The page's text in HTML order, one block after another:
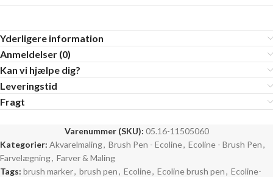
Yderligere information
Anmeldelser (0)
Kan vi hjælpe dig?
Leveringstid
Fragt
Varenummer (SKU): 05.16-11505060
Kategorier: Akvarelmaling, Brush Pen - Ecoline, Ecoline - Brush Pen,
Farvelægning, Farver & Maling
Tags: brush marker, brush pen, Ecoline, Ecoline brush pen, Ecoline-